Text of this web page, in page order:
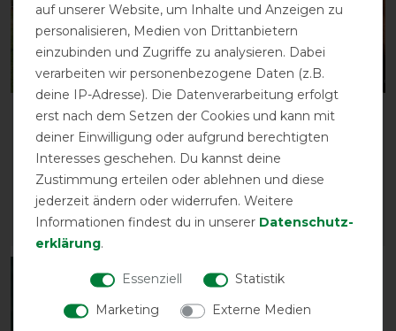
Busse
Führanlagendecke FLY
COMFORT - silber (navy)
vorher 34,00 €
29,55 € *
ARTIKEL MERKEN
Busse
Fliegenkordelband
EXKLUSIV - schwarz
vorher 9,90 €
8,60 € *
ARTIKEL MERKEN
auf unserer Website, um Inhalte und Anzeigen zu
personalisieren, Medien von Drittanbietern
einzubinden und Zugriffe zu analysieren. Dabei
verarbeiten wir personenbezogene Daten (z.B.
deine IP-Adresse). Die Datenverarbeitung erfolgt
erst nach dem Setzen der Cookies und kann mit
deiner Einwilligung oder aufgrund berechtigten
Interesses geschehen. Du kannst deine
Zustimmung erteilen oder ablehnen und diese
jederzeit ändern oder widerrufen. Weitere
Informationen findest du in unserer Daten­schutz­
erklärung.
Essenziell
Statistik
Marketing
Externe Medien